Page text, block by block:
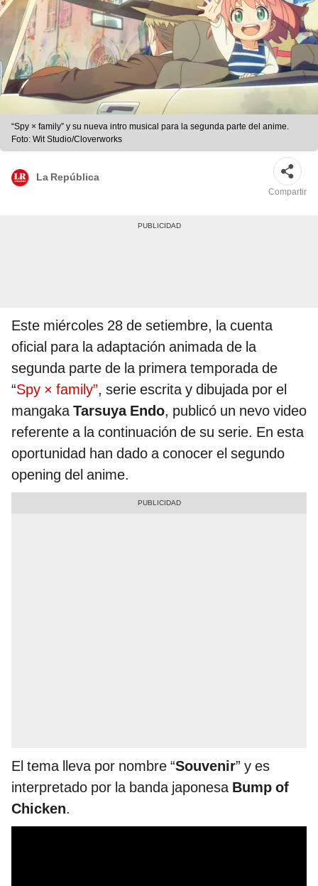
“Spy × family” y su nueva intro musical para la segunda parte del anime.
Foto: Wit Studio/Cloverworks
La República
Compartir
Este miércoles 28 de setiembre, la cuenta
oficial para la adaptación animada de la
segunda parte de la primera temporada de
“Spy × family”, serie escrita y dibujada por el
mangakaTarsuya Endo, publicó un nevo video
referente a la continuación de su serie. En esta
oportunidad han dado a conocer el segundo
opening del anime.
El tema lleva por nombre “Souvenir” y es
interpretado por la banda japonesa Bump of
Chicken.